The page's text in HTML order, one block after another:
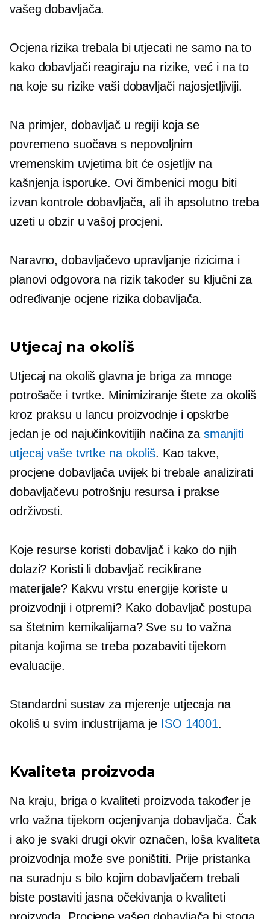
vašeg dobavljača.
Ocjena rizika trebala bi utjecati ne samo na to
kako dobavljači reagiraju na rizike, već i na to
na koje su rizike vaši dobavljači najosjetljiviji.
Na primjer, dobavljač u regiji koja se
povremeno suočava s nepovoljnim
vremenskim uvjetima bit će osjetljiv na
kašnjenja isporuke. Ovi čimbenici mogu biti
izvan kontrole dobavljača, ali ih apsolutno treba
uzeti u obzir u vašoj procjeni.
Naravno, dobavljačevo upravljanje rizicima i
planovi odgovora na rizik također su ključni za
određivanje ocjene rizika dobavljača.
Utjecaj na okoliš
Utjecaj na okoliš glavna je briga za mnoge
potrošače i tvrtke. Minimiziranje štete za okoliš
kroz praksu u lancu proizvodnje i opskrbe
jedan je od najučinkovitijih načina zasmanjiti
utjecaj vaše tvrtke na okoliš. Kao takve,
procjene dobavljača uvijek bi trebale analizirati
dobavljačevu potrošnju resursa i prakse
održivosti.
Koje resurse koristi dobavljač i kako do njih
dolazi? Koristi li dobavljač reciklirane
materijale? Kakvu vrstu energije koriste u
proizvodnji i otpremi? Kako dobavljač postupa
sa štetnim kemikalijama? Sve su to važna
pitanja kojima se treba pozabaviti tijekom
evaluacije.
Standardni sustav za mjerenje utjecaja na
okoliš u svim industrijama je ISO 14001.
Kvaliteta proizvoda
Na kraju, briga o kvaliteti proizvoda također je
vrlo važna tijekom ocjenjivanja dobavljača. Čak
i ako je svaki drugi okvir označen, loša kvaliteta
proizvodnja može sve poništiti. Prije pristanka
na suradnju s bilo kojim dobavljačem trebali
biste postaviti jasna očekivanja o kvaliteti